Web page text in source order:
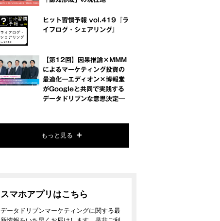
ヒット習慣予報 vol.419『ラ
イフログ・シェアリング』
【第12回】因果推論×MMM
によるマーケティング投資の
最適化―エディオン×博報堂
がGoogleと共同で実践する
データドリブンな意思決定―
もっと見る
スマホアプリはこちら
データドリブンマーケティングに関する最